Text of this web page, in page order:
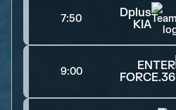
7:50
Dplus
KIA
9:00
ENTER
FORCE.36